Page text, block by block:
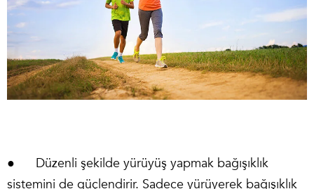
● Düzenli şekilde yürüyüş yapmak bağışıklık
sistemini de güçlendirir. Sadece yürüyerek bağışıklık